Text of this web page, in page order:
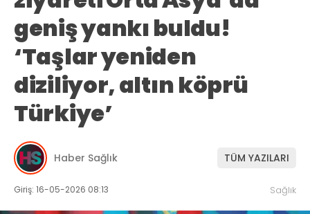
geniş yankı buldu!
‘Taşlar yeniden
diziliyor, altın köprü
Türkiye’
Haber Sağlık TÜM YAZILARI
Giriş: 16-05-2026 08:13 Sağlık